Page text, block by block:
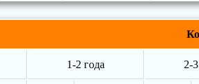
1-2 года 2-